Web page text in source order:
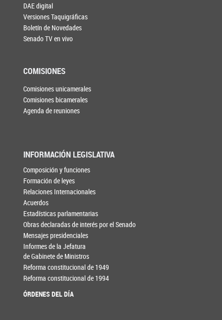
DAE digital
Versiones Taquigráficas
Boletín de Novedades
Senado TV en vivo
COMISIONES
Comisiones unicamerales
Comisiones bicamerales
Agenda de reuniones
INFORMACIÓN LEGISLATIVA
Composición y funciones
Formación de leyes
Relaciones Internacionales
Acuerdos
Estadísticas parlamentarias
Obras declaradas de interés por el Senado
Mensajes presidenciales
Informes de la Jefatura
de Gabinete de Ministros
Reforma constitucional de 1949
Reforma constitucional de 1994
ÓRDENES DEL DÍA